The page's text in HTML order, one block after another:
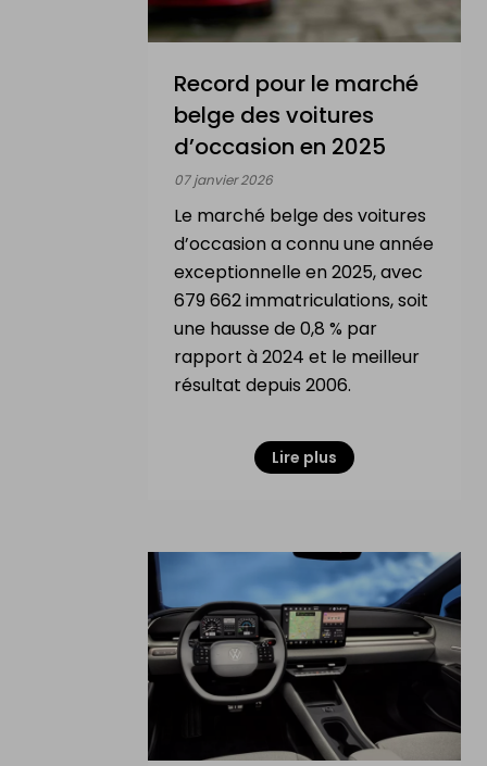
Record pour le marché
belge des voitures
d’occasion en 2025
07 janvier 2026
Le marché belge des voitures
d’occasion a connu une année
exceptionnelle en 2025, avec
679 662 immatriculations, soit
une hausse de 0,8 % par
rapport à 2024 et le meilleur
résultat depuis 2006.
Lire plus